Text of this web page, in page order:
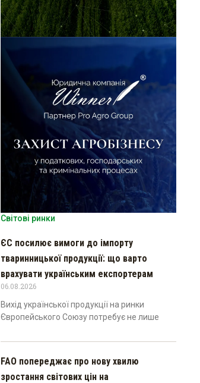
Світові ринки
ЄС посилює вимоги до імпорту
тваринницької продукції: що варто
врахувати українським експортерам
06.08.2026
Вихід української продукції на ринки
Європейського Союзу потребує не лише
FAO попереджає про нову хвилю
зростання світових цін на